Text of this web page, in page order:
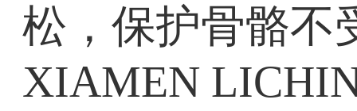
松，保护骨骼不
XIAMEN LICHIN